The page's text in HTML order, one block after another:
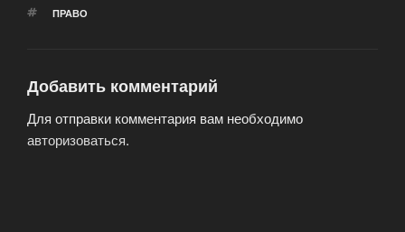
МЕТКИ
ПРАВО
Добавить комментарий
Для отправки комментария вам необходимо
авторизоваться.